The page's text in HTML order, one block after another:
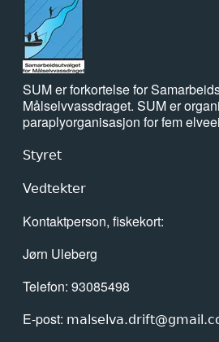
SUM er forkortelse for
Målselvvassdraget. SUM er
paraplyorganisasjon for fem
Styret
Vedtekter
Kontaktperson, fiskekort:
Jørn Uleberg
Telefon: 93085498
E-post: